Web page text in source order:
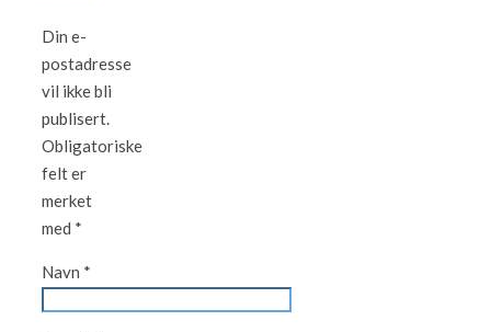
Din e-
postadresse
vil ikke bli
publisert.
Obligatoriske
felt er
merket
med *
Navn *